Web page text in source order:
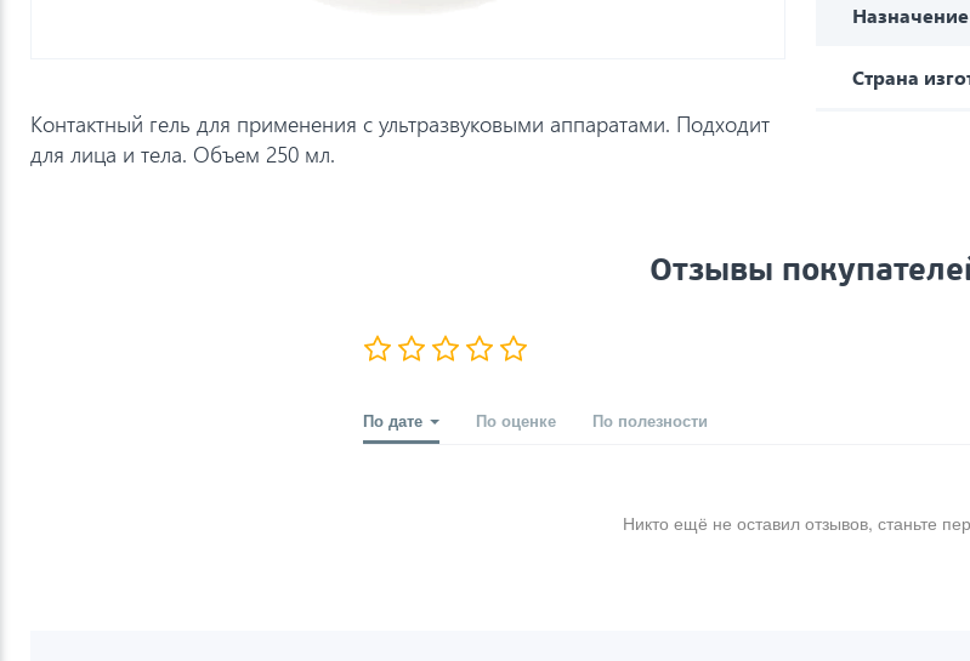
Контактный гель для применения с ультразвуковыми аппаратами. Подходит
для лица и тела. Объем 250 мл.
Назначение
Страна
Отзывы
По дате По оценке По полезности
Никто ещё не оставил отзывов, станьте